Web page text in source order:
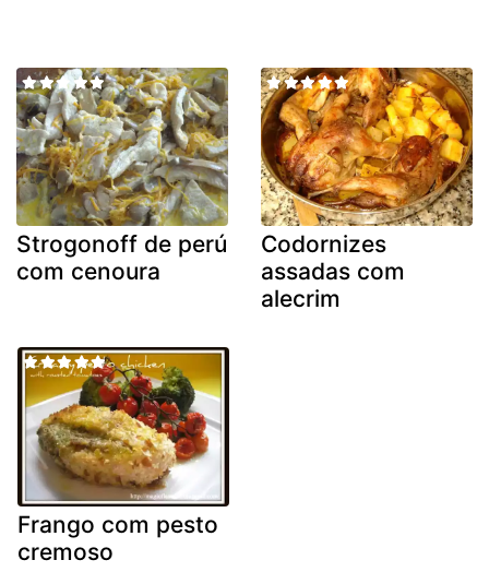
Strogonoff de perú
com cenoura
Codornizes
assadas com
alecrim
Frango com pesto
cremoso